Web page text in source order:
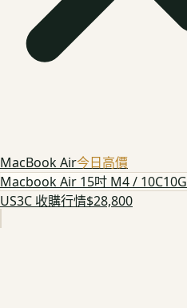
MacBook Air今日高價
Macbook Air 15吋 M4 /
US3C 收購行情$28,800